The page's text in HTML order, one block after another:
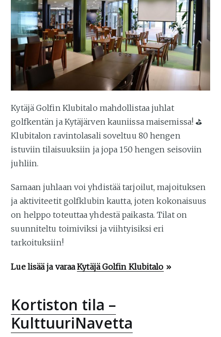
Kytäjä Golfin Klubitalo mahdollistaa juhlat
golfkentän ja Kytäjärven kauniissa maisemissa! ⛳
Klubitalon ravintolasali soveltuu 80 hengen
istuviin tilaisuuksiin ja jopa 150 hengen seisoviin
juhliin.
Samaan juhlaan voi yhdistää tarjoilut, majoituksen
ja aktiviteetit golfklubin kautta, joten kokonaisuus
on helppo toteuttaa yhdestä paikasta. Tilat on
suunniteltu toimiviksi ja viihtyisiksi eri
tarkoituksiin!
Lue lisää ja varaaKytäjä Golfin Klubitalo »
Kortiston tila –
KulttuuriNavetta